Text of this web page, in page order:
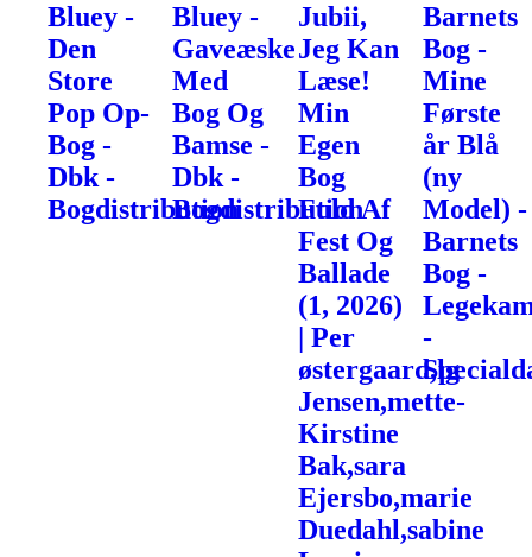
Bluey -
Den
Store
Pop Op-
Bog -
Dbk -
Bogdistribution
Bluey -
Gaveæske
Med
Bog Og
Bamse -
Dbk -
Bogdistribution
Jubii,
Jeg Kan
Læse!
Min
Egen
Bog
Fuld Af
Fest Og
Ballade
(1, 2026)
| Per
østergaard,lg
Jensen,mette-
Kirstine
Bak,sara
Ejersbo,marie
Duedahl,sabine
Barnets
Bog -
Mine
Første
år Blå
(ny
Model) -
Barnets
Bog -
-